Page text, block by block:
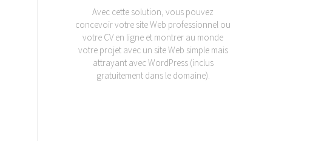
Avec cette solution, vous pouvez
concevoir votre site Web professionnel ou
votre CV en ligne et montrer au monde
votre projet avec un site Web simple mais
attrayant avec WordPress (inclus
gratuitement dans le domaine).